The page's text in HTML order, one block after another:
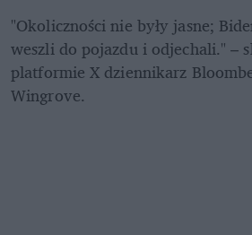
"Okoliczności nie były jasne;
weszli do pojazdu i odjechali." –
platformie X dziennikarz
Wingrove.